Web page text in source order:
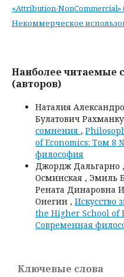
«Attribution-
Некоммерческое
Наиболее читаемые
(авторов)
Наталия
Булатович
сомнения ,
of Economics: Том 8
философия
Джордж Дальгарно
Осминская , Эмиль
Рената Динаровна
Онегин , Искусство
the Higher School of
Современная
Ключевые слова